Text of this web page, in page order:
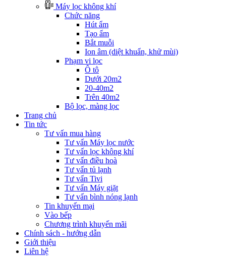
Máy lọc không khí
Chức năng
Hút ẩm
Tạo ẩm
Bắt muỗi
Ion âm (diệt khuẩn, khử mùi)
Phạm vi lọc
Ô tô
Dưới 20m2
20-40m2
Trên 40m2
Bộ lọc, màng lọc
Trang chủ
Tin tức
Tư vấn mua hàng
Tư vấn Máy lọc nước
Tư vấn lọc không khí
Tư vấn điều hoà
Tư vấn tủ lạnh
Tư vấn Tivi
Tư vấn Máy giặt
Tư vấn bình nóng lạnh
Tin khuyến mại
Vào bếp
Chương trình khuyến mãi
Chính sách - hướng dẫn
Giới thiệu
Liên hệ